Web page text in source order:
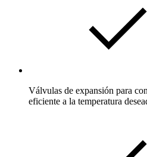
Válvulas de expansión para
eficiente a la temperatura